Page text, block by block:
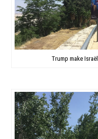
Trump make